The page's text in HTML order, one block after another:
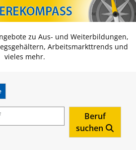
Zum Inhalt springen
Zum Navmenü springen
Zur Suche springen
Zur Footer springen
zu Aus- und Weiterbildungen,
Arbeitsmarkttrends und
vieles mehr.
Beruf
suchen